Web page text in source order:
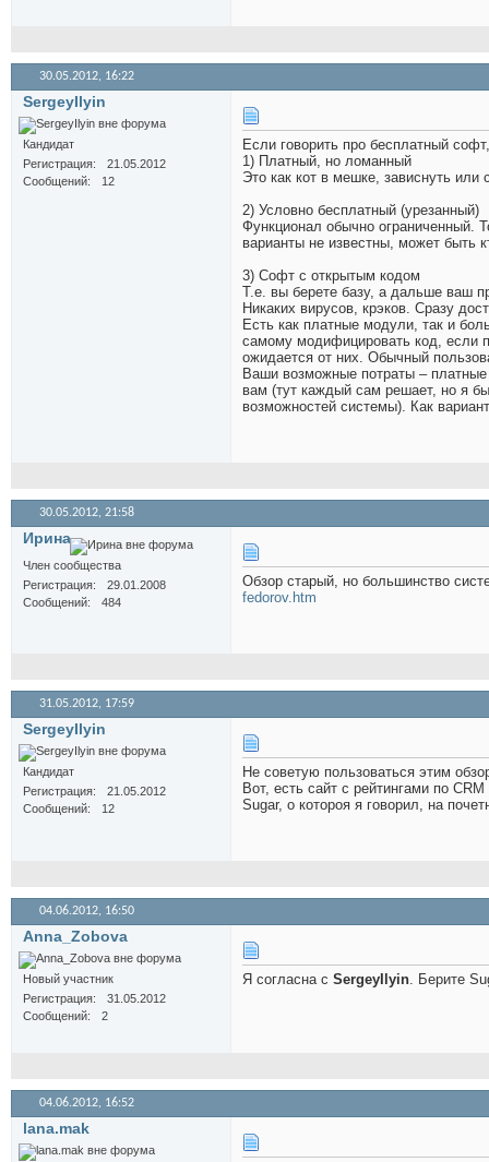
30.05.2012, 16:22
SergeyIlyin
Кандидат
Регистрация
21.05.2012
Сообщений
12
Если говорить про бесплатный
1) Платный, но ломанный
Это как кот в мешке, зависнуть
2) Условно бесплатный (урезанный)
Функционал обычно ограниченный.
варианты не известны, может быть
3) Софт с открытым кодом
Т.е. вы берете базу, а дальше ваш
Никаких вирусов, крэков. Сразу
Есть как платные модули, так и
самому модифицировать код, если
ожидается от них. Обычный
Ваши возможные потраты –
вам (тут каждый сам решает, но я
возможностей системы). Как
30.05.2012, 21:58
Иринa
Член сообщества
Регистрация
29.01.2008
Сообщений
484
Обзор старый, но большинство
fedorov.htm
31.05.2012, 17:59
SergeyIlyin
Кандидат
Регистрация
21.05.2012
Сообщений
12
Не советую пользоваться этим
Вот, есть сайт с рейтингами по
Sugar, о котороя я говорил, на
04.06.2012, 16:50
Anna_Zobova
Новый участник
Регистрация
31.05.2012
Сообщений
2
Я согласна с SergeyIlyin. Берите
04.06.2012, 16:52
lana.mak